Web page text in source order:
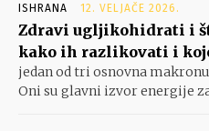
ISHRANA 12. VELJAČE 2026.
Zdravi ugljikohidrati i
kako ih razlikovati i
jedan od tri osnovna
Oni su glavni izvor energije